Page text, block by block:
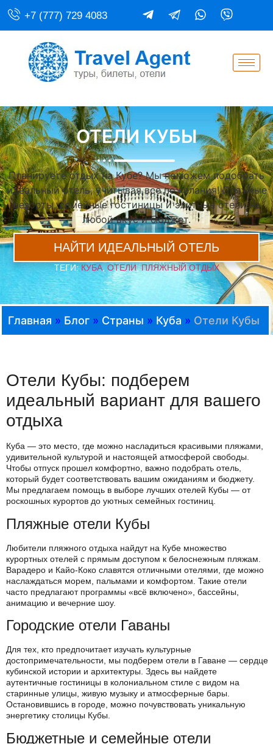
+7 (777) 729 4083
ОТЕЛИ КУБЫ
Планируете отдых на Кубе? Мы поможем подобрать
идеальный отель, учитывая все пожелания! Пляжные
резорты, семейные гостиницы и элитные отели на
любой вкус и бюджет.
НАЙТИ ИДЕАЛЬНЫЙ ОТЕЛЬ
ТЕГИ:КУБА,ОТЕЛИ,ПЛЯЖНЫЙ ОТДЫХ
Главная » Блог » Страны » Куба » Отели Кубы
Отели Кубы: подберем
идеальный вариант для вашего
отдыха
Куба — это место, где можно насладиться красивыми пляжами,
удивительной культурой и настоящей атмосферой свободы.
Чтобы отпуск прошел комфортно, важно подобрать отель,
который будет соответствовать вашим ожиданиям и бюджету.
Мы предлагаем помощь в выборе лучших отелей Кубы — от
роскошных курортов до уютных семейных гостиниц.
Пляжные отели Кубы
Любители пляжного отдыха найдут на Кубе множество
курортных отелей с прямым доступом к белоснежным пляжам.
Варадеро и Кайо-Коко славятся отличными отелями, где можно
наслаждаться морем, пальмами и комфортом. Такие отели
часто предлагают программы «всё включено», бассейны,
анимацию и вечерние шоу.
Городские отели Гаваны
Для тех, кто предпочитает изучать культурные
достопримечательности, мы подберем отели в Гаване — сердце
кубинской истории и архитектуры. Здесь вы найдете
аутентичные гостиницы в колониальном стиле с видом на
старинные улицы, живую музыку и атмосферные бары.
Остановившись в городе, можно почувствовать уникальную
энергетику столицы Кубы.
Бюджетные и семейные отели